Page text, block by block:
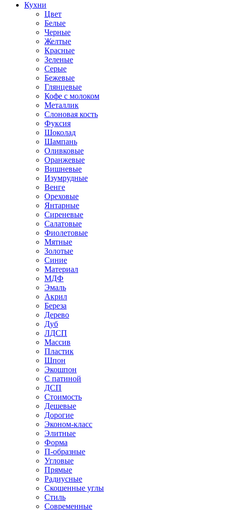
Кухни
Цвет
Белые
Черные
Желтые
Красные
Зеленые
Серые
Бежевые
Глянцевые
Кофе с молоком
Металлик
Слоновая кость
Фуксия
Шоколад
Шампань
Оливковые
Оранжевые
Вишневые
Изумрудные
Венге
Ореховые
Янтарные
Сиреневые
Салатовые
Фиолетовые
Мятные
Золотые
Синие
Материал
МДФ
Эмаль
Акрил
Береза
Дерево
Дуб
ЛДСП
Массив
Пластик
Шпон
Экошпон
С патиной
ДСП
Стоимость
Дешевые
Дорогие
Эконом-класс
Элитные
Форма
П-образные
Угловые
Прямые
Радиусные
Скошенные углы
Стиль
Современные